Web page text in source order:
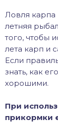
Ловля карпа
летняя
того, чтобы
лета карп и
Если
знать, как
хорошими.
При
прикормки